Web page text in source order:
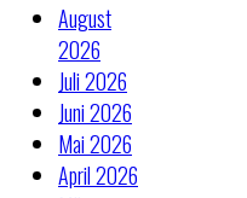
August
2026
Juli 2026
Juni 2026
Mai 2026
April 2026